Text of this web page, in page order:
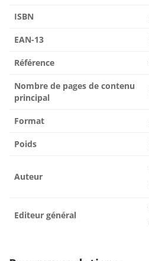
ISBN
EAN-13
Référence
Nombre de pages de contenu
principal
Format
Poids
Auteur
Editeur général